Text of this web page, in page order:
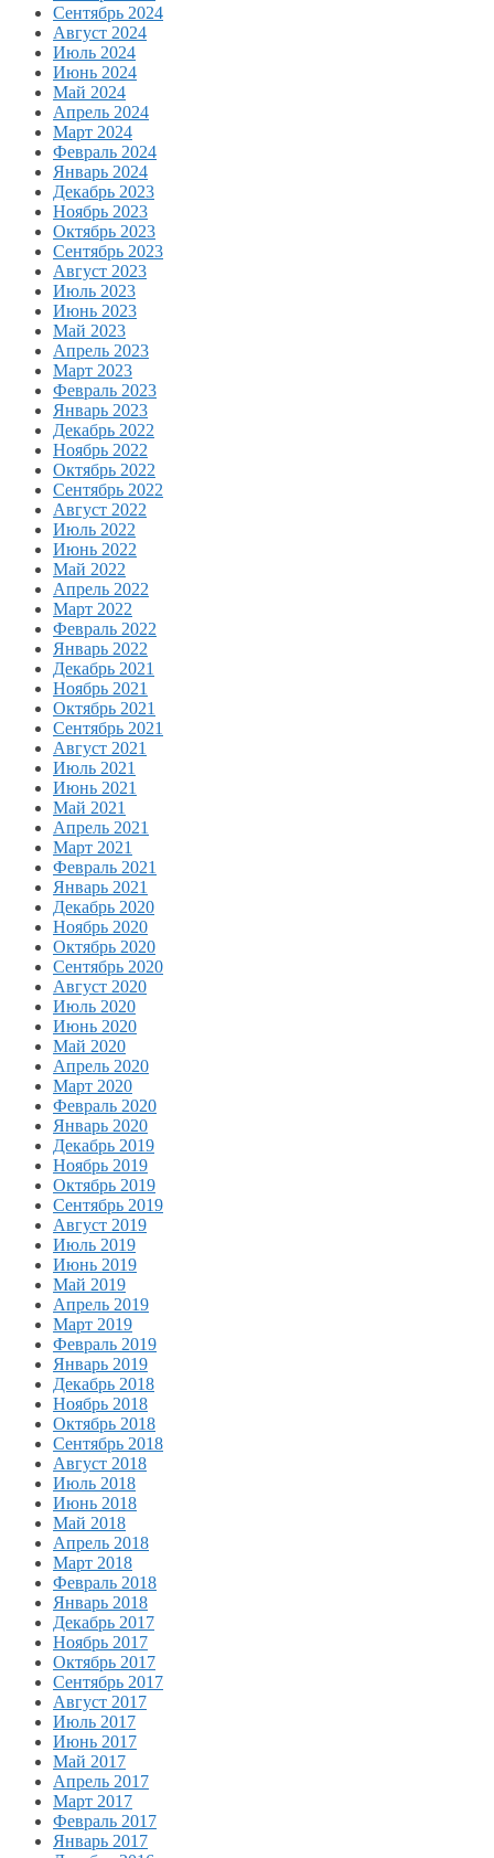
Сентябрь 2024
Август 2024
Июль 2024
Июнь 2024
Май 2024
Апрель 2024
Март 2024
Февраль 2024
Январь 2024
Декабрь 2023
Ноябрь 2023
Октябрь 2023
Сентябрь 2023
Август 2023
Июль 2023
Июнь 2023
Май 2023
Апрель 2023
Март 2023
Февраль 2023
Январь 2023
Декабрь 2022
Ноябрь 2022
Октябрь 2022
Сентябрь 2022
Август 2022
Июль 2022
Июнь 2022
Май 2022
Апрель 2022
Март 2022
Февраль 2022
Январь 2022
Декабрь 2021
Ноябрь 2021
Октябрь 2021
Сентябрь 2021
Август 2021
Июль 2021
Июнь 2021
Май 2021
Апрель 2021
Март 2021
Февраль 2021
Январь 2021
Декабрь 2020
Ноябрь 2020
Октябрь 2020
Сентябрь 2020
Август 2020
Июль 2020
Июнь 2020
Май 2020
Апрель 2020
Март 2020
Февраль 2020
Январь 2020
Декабрь 2019
Ноябрь 2019
Октябрь 2019
Сентябрь 2019
Август 2019
Июль 2019
Июнь 2019
Май 2019
Апрель 2019
Март 2019
Февраль 2019
Январь 2019
Декабрь 2018
Ноябрь 2018
Октябрь 2018
Сентябрь 2018
Август 2018
Июль 2018
Июнь 2018
Май 2018
Апрель 2018
Март 2018
Февраль 2018
Январь 2018
Декабрь 2017
Ноябрь 2017
Октябрь 2017
Сентябрь 2017
Август 2017
Июль 2017
Июнь 2017
Май 2017
Апрель 2017
Март 2017
Февраль 2017
Январь 2017